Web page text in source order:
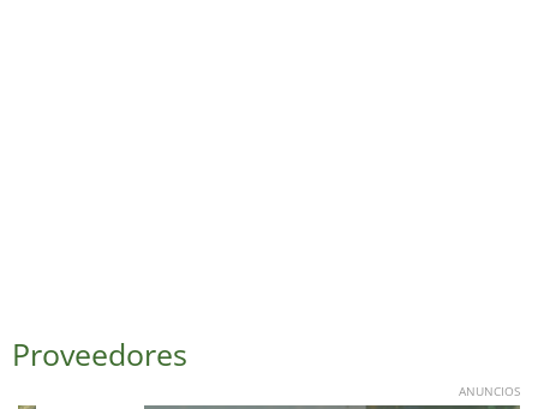
Proveedores
ANUNCIOS